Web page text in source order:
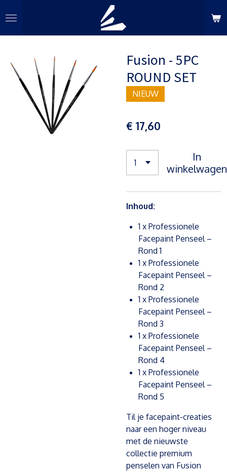
direct
naar
hoofdinhoud
Fusion - 5PC
ROUND SET
NIEUW
€ 17,60
In
winkelwagen
Inhoud:
1 x Professionele
Facepaint Penseel –
Rond 1
1 x Professionele
Facepaint Penseel –
Rond 2
1 x Professionele
Facepaint Penseel –
Rond 3
1 x Professionele
Facepaint Penseel –
Rond 4
1 x Professionele
Facepaint Penseel –
Rond 5
Til je facepaint-creaties
naar een hoger niveau
met de nieuwste
collectie premium
penselen van Fusion